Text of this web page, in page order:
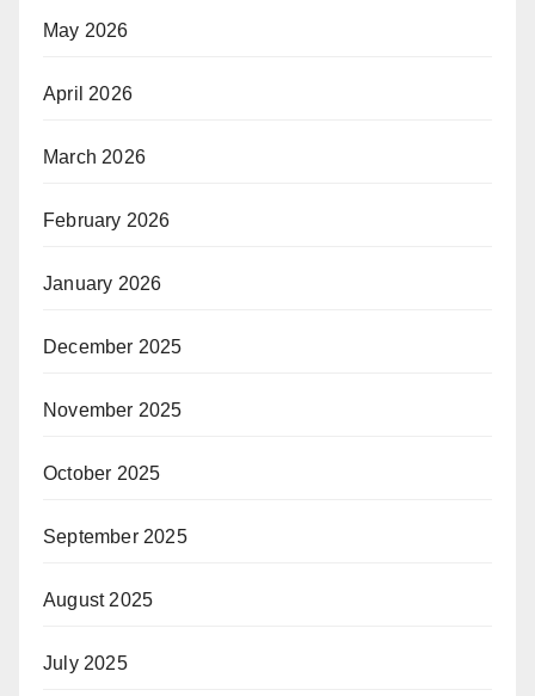
May 2026
April 2026
March 2026
February 2026
January 2026
December 2025
November 2025
October 2025
September 2025
August 2025
July 2025